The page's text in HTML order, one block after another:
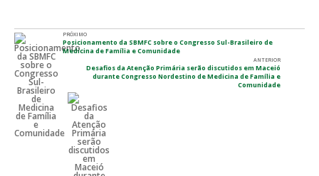
PRÓXIMO
Posicionamento da SBMFC sobre o Congresso Sul-Brasileiro de
Medicina de Família e Comunidade
ANTERIOR
Desafios da Atenção Primária serão discutidos em Maceió
durante Congresso Nordestino de Medicina de Família e
Comunidade